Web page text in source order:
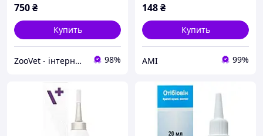
750₴
Купить
ZooVet - інтернет зоомагазин самих низьких цін - Zoovetbaza.com.ua 98%
148₴
Купить
АМІ 99%